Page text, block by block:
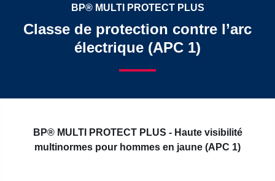
BP® MULTI PROTECT PLUS
Classe de protection contre l’arc
électrique (APC 1)
BP® MULTI PROTECT PLUS - Haute visibilité
multinormes pour hommes en jaune (APC 1)